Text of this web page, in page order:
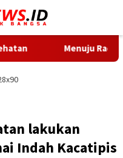
Race Day, City
lakukan
Indah Kacatipis